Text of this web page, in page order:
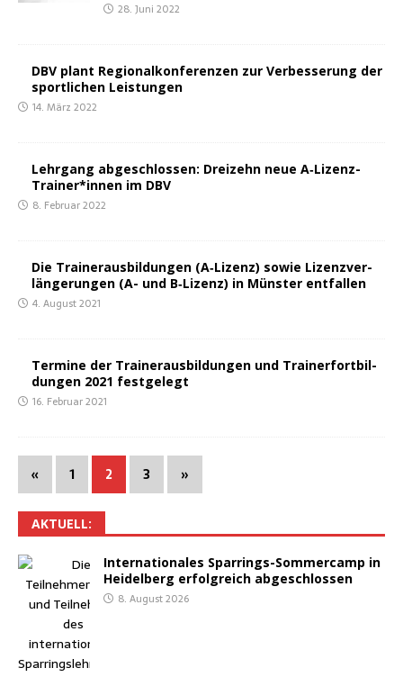
28. Juni 2022
DBV plant Regio­nal­kon­fe­ren­zen zur Ver­bes­se­rung der
sport­li­chen Leistungen
14. März 2022
Lehr­gang abge­schlos­sen: Drei­zehn neue A‑Lizenz-
Trainer*innen im DBV
8. Februar 2022
Die Trai­ner­aus­bil­dun­gen (A‑Lizenz) sowie Lizenz­ver­
län­ge­run­gen (A- und B‑Lizenz) in Müns­ter entfallen
4. August 2021
Ter­mi­ne der Trai­ner­aus­bil­dun­gen und Trai­ner­fort­bil­
dun­gen 2021 festgelegt
16. Februar 2021
« 1 2 3 »
AKTU­ELL:
Inter­na­tio­na­les Spar­rings-Som­mer­camp in
Hei­del­berg erfolg­reich abgeschlossen
8. August 2026